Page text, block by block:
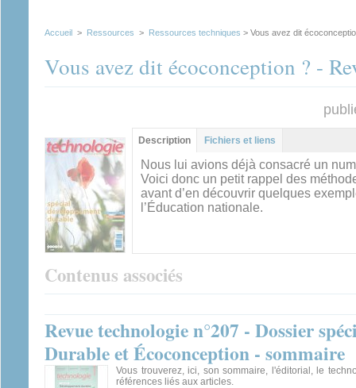
Accueil > Ressources > Ressources techniques > Vous avez dit
Vous avez dit écoconception ? -
Groupe principal
Description (onglet
actif)
Fichiers et liens
Nous lui avions déjà consacré un
Voici donc un petit rappel des
avant d’en découvrir quelques
l’Éducation nationale.
Contenus associés
Revue technologie n°207 - Dossier
Durable et Écoconception - sommaire
Vous trouverez, ici, son sommaire, l'éditorial, le
références liés aux articles.